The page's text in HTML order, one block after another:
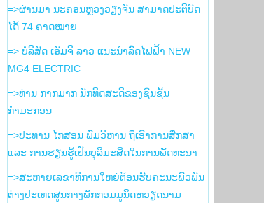
=>ຜ່ານມາ ນະຄອນຫຼວງວຽງຈັນ ສາມາດປະຕິບັດ
ໄດ້ 74 ຄາດໝາຍ
=> ບໍລິສັດ ເອັມຈີ ລາວ ແນະນຳລົດໄຟຟ້າ NEW
MG4 ELECTRIC
=>ທ່ານ ກາກມາກ ນັກທິດສະດີຂອງຊົນຊັ້ນ
ກຳມະກອນ
=>ປະທານ ໄກສອນ ພົມວິຫານ ຖືເອົາການສຶກສາ
ແລະ ການຮຽນຮູ້ເປັນບຸລິມະສິດໃນການພັດທະນາ
=>ສະຫາຍເລຂາທິການໃຫຍ່ຕ້ອນຮັບຄະນະພົວພັນ
ຕ່າງປະເທດສູນກາງພັກກອມມູນິດຫວຽດນາມ